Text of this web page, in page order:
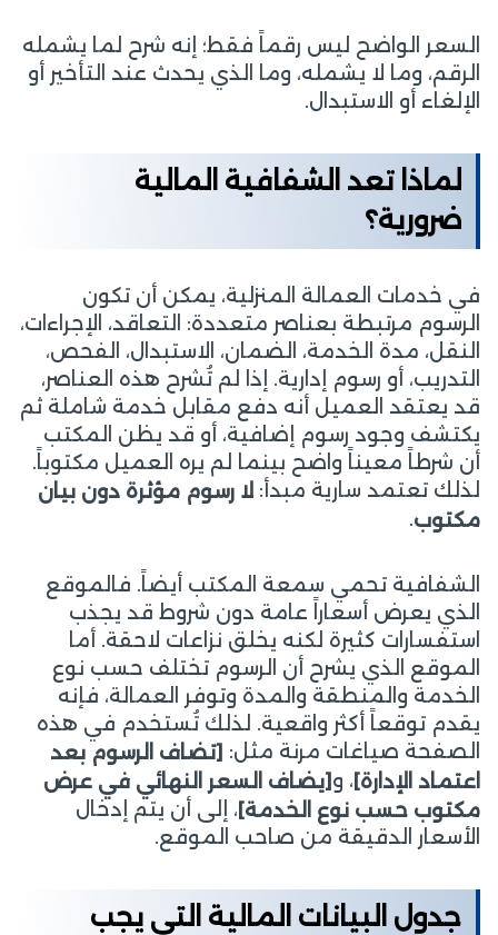
السعر الواضح ليس رقماً فقط؛ إنه شرح لما يشمله
الرقم، وما لا يشمله، وما الذي يحدث عند التأخير أو
الإلغاء أو الاستبدال.
لماذا تعد الشفافية المالية
ضرورية؟
في خدمات العمالة المنزلية، يمكن أن تكون
الرسوم مرتبطة بعناصر متعددة: التعاقد، الإجراءات،
النقل، مدة الخدمة، الضمان، الاستبدال، الفحص،
التدريب، أو رسوم إدارية. إذا لم تُشرح هذه العناصر،
قد يعتقد العميل أنه دفع مقابل خدمة شاملة ثم
يكتشف وجود رسوم إضافية، أو قد يظن المكتب
أن شرطاً معيناً واضح بينما لم يره العميل مكتوباً.
لذلك تعتمد سارية مبدأ: لا رسوم مؤثرة دون بيان
مكتوب.
الشفافية تحمي سمعة المكتب أيضاً. فالموقع
الذي يعرض أسعاراً عامة دون شروط قد يجذب
استفسارات كثيرة لكنه يخلق نزاعات لاحقة. أما
الموقع الذي يشرح أن الرسوم تختلف حسب نوع
الخدمة والمنطقة والمدة وتوفر العمالة، فإنه
يقدم توقعاً أكثر واقعية. لذلك تُستخدم في هذه
الصفحة صياغات مرنة مثل: [تضاف الرسوم بعد
اعتماد الإدارة]، و [يضاف السعر النهائي في عرض
مكتوب حسب نوع الخدمة]، إلى أن يتم إدخال
الأسعار الدقيقة من صاحب الموقع.
جدول البيانات المالية التي يجب